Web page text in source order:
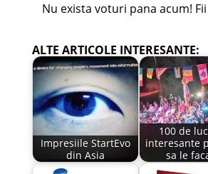
Nu exista voturi pana acum!
ALTE ARTICOLE INTERESANTE:
Impresiile StartEvo
din Asia
100 de
interesante
sa le